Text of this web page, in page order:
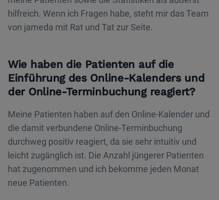
hilfreich. Wenn ich Fragen habe, steht mir das Team
von jameda mit Rat und Tat zur Seite.
Wie haben die Patienten auf die
Einführung des Online-Kalenders und
der Online-Terminbuchung reagiert?
Meine Patienten haben auf den Online-Kalender und
die damit verbundene Online-Terminbuchung
durchweg positiv reagiert, da sie sehr intuitiv und
leicht zugänglich ist. Die Anzahl jüngerer Patienten
hat zugenommen und ich bekomme jeden Monat
neue Patienten.